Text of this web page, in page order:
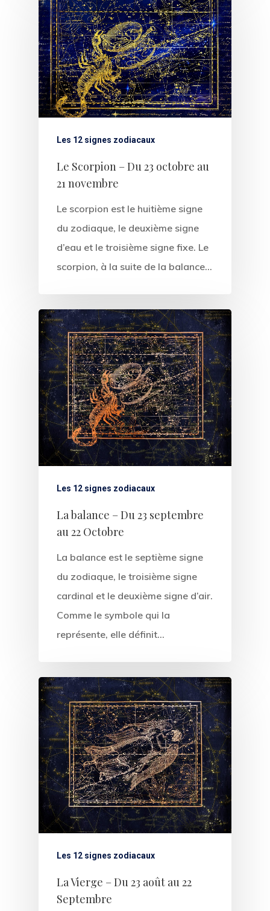
Les 12 signes zodiacaux
Le Scorpion – Du 23 octobre au
21 novembre
Le scorpion est le huitième signe
du zodiaque, le deuxième signe
d’eau et le troisième signe fixe. Le
scorpion, à la suite de la balance…
Les 12 signes zodiacaux
La balance – Du 23 septembre
au 22 Octobre
La balance est le septième signe
du zodiaque, le troisième signe
cardinal et le deuxième signe d’air.
Comme le symbole qui la
représente, elle définit…
Les 12 signes zodiacaux
La Vierge – Du 23 août au 22
Septembre
Articles &